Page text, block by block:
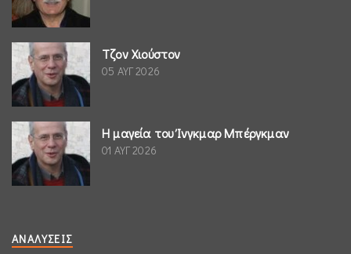
Τζον Χιούστον
05 ΑΥΓ 2026
Η μαγεία του Ίνγκμαρ Μπέργκμαν
01 ΑΥΓ 2026
ΑΝΑΛΎΣΕΙΣ